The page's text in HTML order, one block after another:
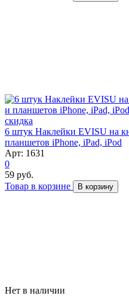
скидка
6 штук Наклейки EVISU на
планшетов iPhone, iPad, iPod
Арт: 1631
0
59 руб.
Товар в корзине
В корзину
Нет в наличии